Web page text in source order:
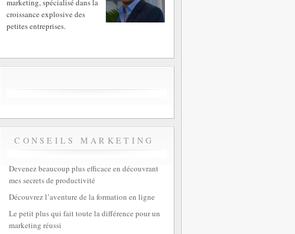
marketing, spécialisé dans la
croissance explosive des
petites entreprises.
CONSEILS MARKETING
Devenez beaucoup plus efficace en découvrant
mes secrets de productivité
Découvrez l’aventure de la formation en ligne
Le petit plus qui fait toute la différence pour un
marketing réussi